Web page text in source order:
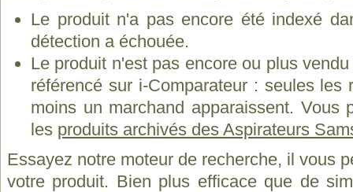
Le produit n'a pas encore été indexé
détection a échouée.
Le produit n'est pas encore ou plus
référencé sur i-Comparateur : seules les
moins un marchand apparaissent. Vous
les produits archivés des Aspirateurs
Essayez notre moteur de recherche, il vous
votre produit. Bien plus efficace que de